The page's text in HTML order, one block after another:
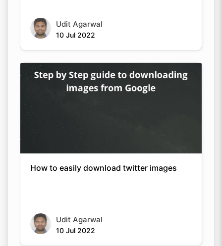
Udit Agarwal
10 Jul 2022
How to easily download twitter images
Udit Agarwal
10 Jul 2022